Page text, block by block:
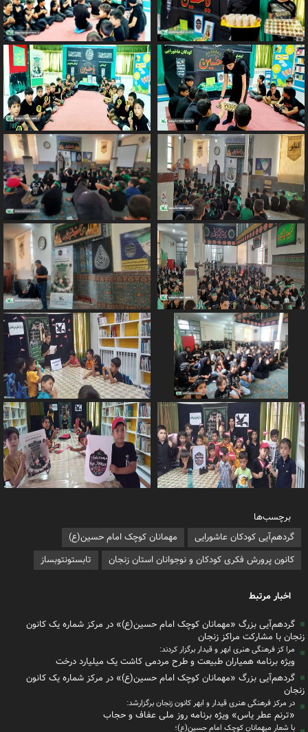
برچسب‌ها
گردهم‌آیی کودکان عاشورایی
مهمانان کوچک امام حسین(ع)
کانون پرورش فکری کودکان و نوجوانان استان زنجان
تابستونتوبساز
اخبار مرتبط
گردهم‌آیی بزرگ «مهمانان کوچک امام حسین(ع)» در مرکز شماره یک کانون
زنجان با مشارکت مراکز زنجان
مرا کز فرهنگی هنری ابهر و قیدار برگزار کردند:
ویژه برنامه همیاران طبیعت و طرح مردمی کاشت یک میلیارد درخت
گردهم‌آیی بزرگ «مهمانان کوچک امام حسین(ع)» در مرکز شماره یک کانون
زنجان
در مرکز فرهنگی هنری قیدار و ابهر کانون زنجان برگزارشد:
«ترنم عطر یاس» ویژه برنامه روز ملی عفاف و حجاب
با شعار میهمانان کوچک امام حسین(ع)؛